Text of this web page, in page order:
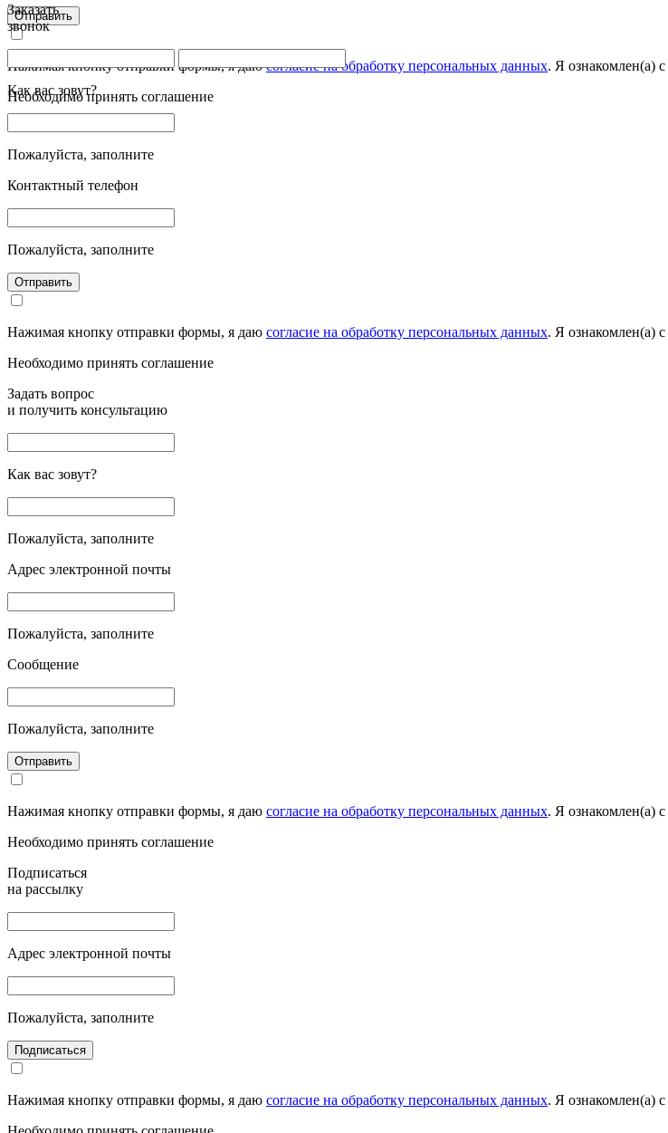
Отправить
Нажимая кнопку отправки формы, я даюсогласие на обработку персональных данных. Я ознакомлен(а) с
Необходимо принять соглашение
Заказать
звонок
Как вас зовут?
Пожалуйста, заполните
Контактный телефон
Пожалуйста, заполните
Отправить
Нажимая кнопку отправки формы, я даю согласие на обработку персональных данных. Я ознакомлен(а) с
Необходимо принять соглашение
Задать вопрос
и получить консультацию
Как вас зовут?
Пожалуйста, заполните
Адрес электронной почты
Пожалуйста, заполните
Сообщение
Пожалуйста, заполните
Отправить
Нажимая кнопку отправки формы, я даю согласие на обработку персональных данных. Я ознакомлен(а) с
Необходимо принять соглашение
Подписаться
на рассылку
Адрес электронной почты
Пожалуйста, заполните
Подписаться
Нажимая кнопку отправки формы, я даю согласие на обработку персональных данных. Я ознакомлен(а) с